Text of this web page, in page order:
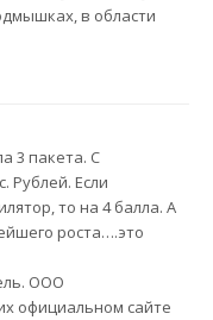
в области
3 пакета. С
Рублей. Если
то на 4 балла. А
роста….это
ООО
официальном сайте